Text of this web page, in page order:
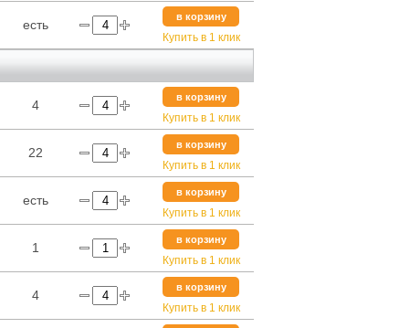
есть
в корзину
Купить в 1 клик
4
в корзину
Купить в 1 клик
22
в корзину
Купить в 1 клик
есть
в корзину
Купить в 1 клик
1
в корзину
Купить в 1 клик
4
в корзину
Купить в 1 клик